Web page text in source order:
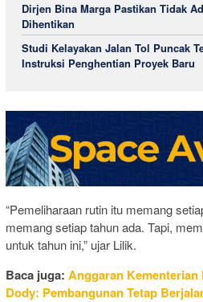
Dirjen Bina Marga Pastikan Tidak
Dihentikan
Studi Kelayakan Jalan Tol Puncak
Instruksi Penghentian Proyek Baru
“Pemeliharaan rutin itu memang
memang setiap tahun ada. Tapi,
untuk tahun ini,” ujar Lilik.
Baca juga: Anggaran Kementerian
Dody: Pembangunan Tetap